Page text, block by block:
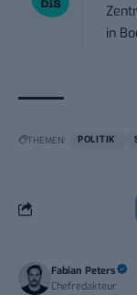
in
THEMEN: POLITIK
Fabian Peters
Chefredakteur